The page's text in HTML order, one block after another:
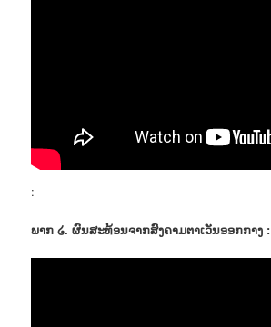
:
ພາກ ໒. ຜົນສະທ້ອນຈາກສົງຄາມຕາເວັນອອກກາງ :